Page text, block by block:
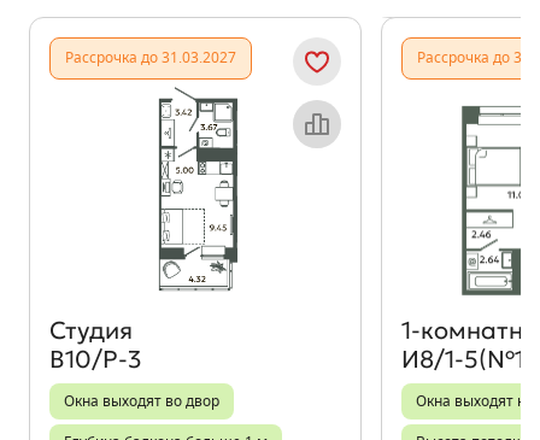
Рассрочка до 31.03.2027
Объект месяца
Студия
В10/Р-3
Окна выходят во двор
Рассрочка до
И8/1-
Окна выходят на